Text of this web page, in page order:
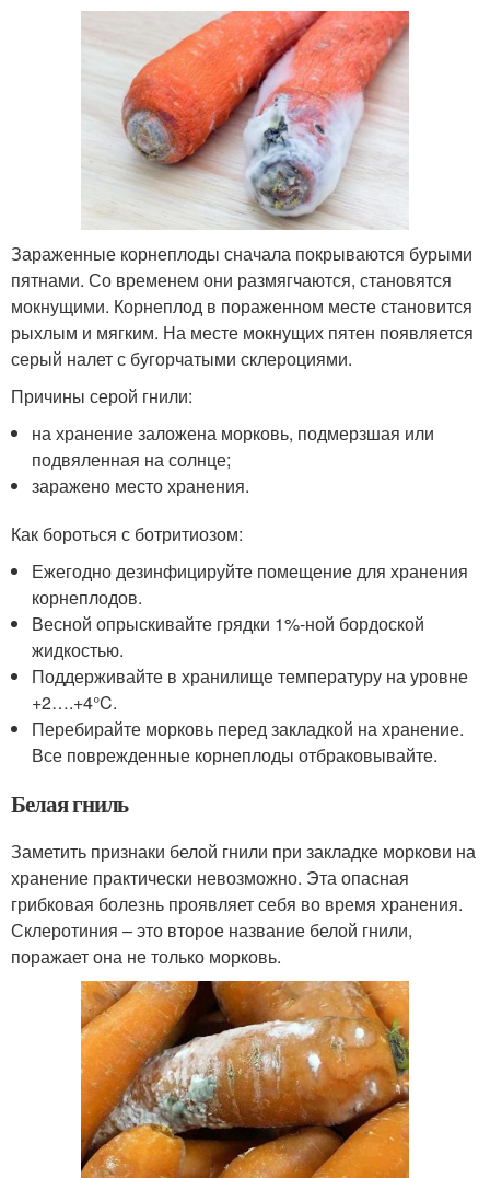
Зараженные корнеплоды сначала покрываются бурыми
пятнами. Со временем они размягчаются, становятся
мокнущими. Корнеплод в пораженном месте становится
рыхлым и мягким. На месте мокнущих пятен появляется
серый налет с бугорчатыми склероциями.
Причины серой гнили:
на хранение заложена морковь, подмерзшая или
подвяленная на солнце;
заражено место хранения.
Как бороться с ботритиозом:
Ежегодно дезинфицируйте помещение для хранения
корнеплодов.
Весной опрыскивайте грядки 1%-ной бордоской
жидкостью.
Поддерживайте в хранилище температуру на уровне
+2….+4°C.
Перебирайте морковь перед закладкой на хранение.
Все поврежденные корнеплоды отбраковывайте.
Белая гниль
Заметить признаки белой гнили при закладке моркови на
хранение практически невозможно. Эта опасная
грибковая болезнь проявляет себя во время хранения.
Склеротиния – это второе название белой гнили,
поражает она не только морковь.